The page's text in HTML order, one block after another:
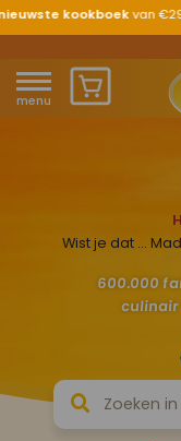
😋Ons
menu
Waar
Wist je dat ...
600.000
culinair